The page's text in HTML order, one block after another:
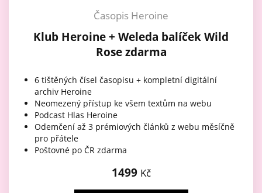
Časopis Heroine
Klub Heroine + Weleda balíček Wild
Rose zdarma
6 tištěných čísel časopisu + kompletní digitální
archiv Heroine
Neomezený přístup ke všem textům na webu
Podcast Hlas Heroine
Odemčení až 3 prémiových článků z webu měsíčně
pro přátele
Poštovné po ČR zdarma
1499 Kč